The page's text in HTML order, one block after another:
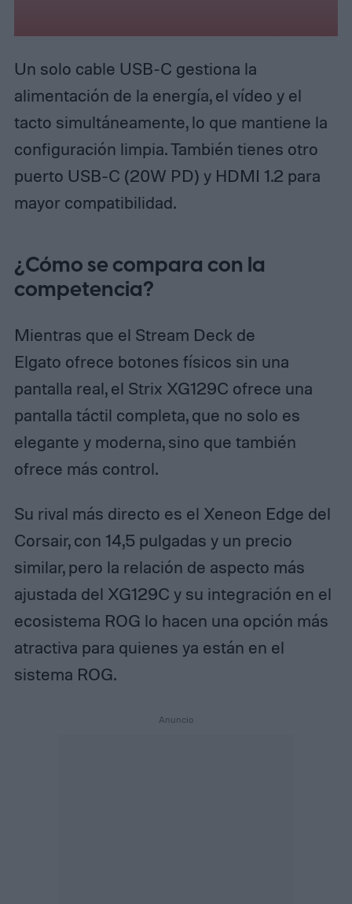
Un solo cable USB-C gestiona la
alimentación de la energía, el vídeo y el
tacto simultáneamente, lo que mantiene la
configuración limpia. También tienes otro
puerto USB-C (20W PD) y HDMI 1.2 para
mayor compatibilidad.
¿Cómo se compara con la
competencia?
Mientras que el Stream Deck de
Elgato ofrece botones físicos sin una
pantalla real, el Strix XG129C ofrece una
pantalla táctil completa, que no solo es
elegante y moderna, sino que también
ofrece más control.
Su rival más directo es el Xeneon Edge del
Corsair, con 14,5 pulgadas y un precio
similar, pero la relación de aspecto más
ajustada del XG129C y su integración en el
ecosistema ROG lo hacen una opción más
atractiva para quienes ya están en el
sistema ROG.